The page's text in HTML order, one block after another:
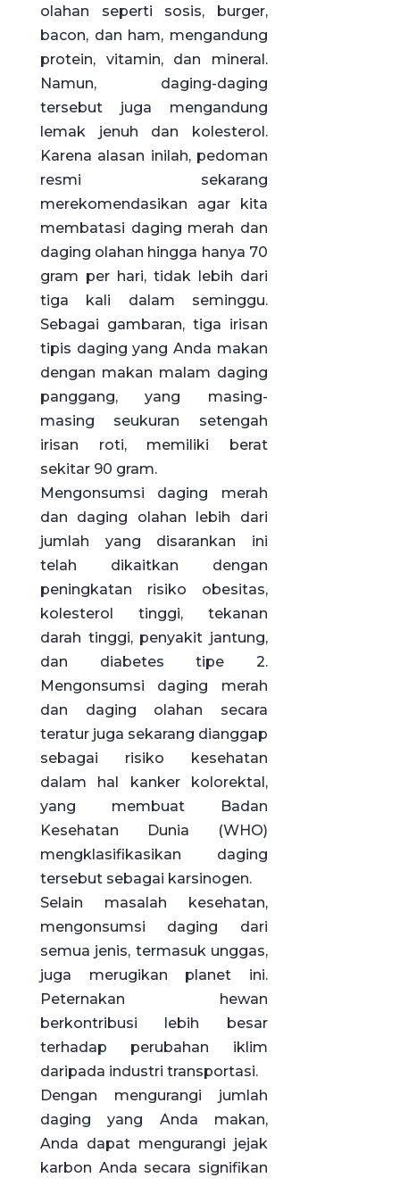
olahan seperti sosis, burger,
bacon, dan ham, mengandung
protein, vitamin, dan mineral.
Namun, daging-daging
tersebut juga mengandung
lemak jenuh dan kolesterol.
Karena alasan inilah, pedoman
resmi sekarang
merekomendasikan agar kita
membatasi daging merah dan
daging olahan hingga hanya 70
gram per hari, tidak lebih dari
tiga kali dalam seminggu.
Sebagai gambaran, tiga irisan
tipis daging yang Anda makan
dengan makan malam daging
panggang, yang masing-
masing seukuran setengah
irisan roti, memiliki berat
sekitar 90 gram.
Mengonsumsi daging merah
dan daging olahan lebih dari
jumlah yang disarankan ini
telah dikaitkan dengan
peningkatan risiko obesitas,
kolesterol tinggi, tekanan
darah tinggi, penyakit jantung,
dan diabetes tipe 2.
Mengonsumsi daging merah
dan daging olahan secara
teratur juga sekarang dianggap
sebagai risiko kesehatan
dalam hal kanker kolorektal,
yang membuat Badan
Kesehatan Dunia (WHO)
mengklasifikasikan daging
tersebut sebagai karsinogen.
Selain masalah kesehatan,
mengonsumsi daging dari
semua jenis, termasuk unggas,
juga merugikan planet ini.
Peternakan hewan
berkontribusi lebih besar
terhadap perubahan iklim
daripada industri transportasi.
Dengan mengurangi jumlah
daging yang Anda makan,
Anda dapat mengurangi jejak
karbon Anda secara signifikan